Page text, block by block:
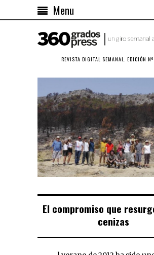
Menu
REVISTA DIGITAL SEMANAL. EDICIÓN
El compromiso que
cenizas